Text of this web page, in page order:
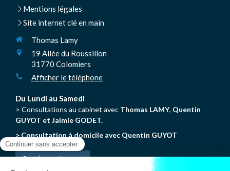
Mentions légales
Site internet clé en main
Thomas Lamy
19 Allée du Roussillon
31770 Colomiers
Afficher le téléphone
Du Lundi au Samedi
> Consultations au cabinet avec Thomas LAMY, Quentin
GUYOT et Jaimie GODET.
> Consultation à domicile avec Quentin GUYOT
Prendre rendez-vous